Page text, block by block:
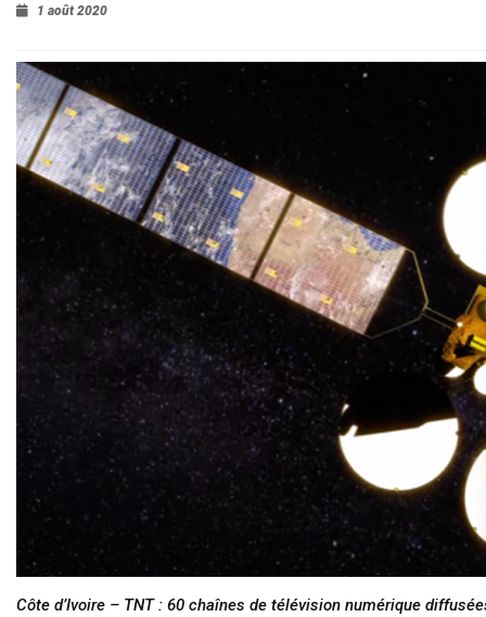
1 août 2020
Côte d’Ivoire – TNT : 60 chaînes de télévision numérique